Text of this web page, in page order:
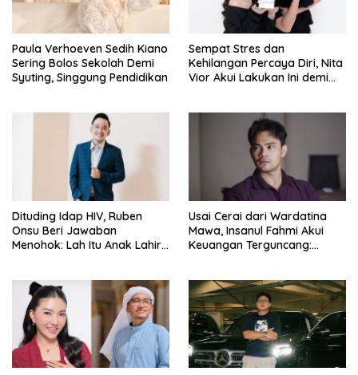
Paula Verhoeven Sedih Kiano
Sering Bolos Sekolah Demi
Syuting, Singgung Pendidikan
Sempat Stres dan
Kehilangan Percaya Diri, Nita
Vior Akui Lakukan Ini demi
Dituding Idap HIV, Ruben
Onsu Beri Jawaban
Menohok: Lah Itu Anak Lahir
Usai Cerai dari Wardatina
Mawa, Insanul Fahmi Akui
Keuangan Terguncang: